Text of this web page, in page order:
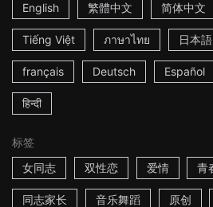
English
繁體中文 简体中文
Tiếng Việt ภาษาไทย 日本語
français Deutsch Español
हिन्दी
标签
女同志
双性恋 爱情 青
同志家长 音乐舞蹈 原创